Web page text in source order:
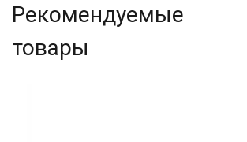
Рекомендуемые
товары